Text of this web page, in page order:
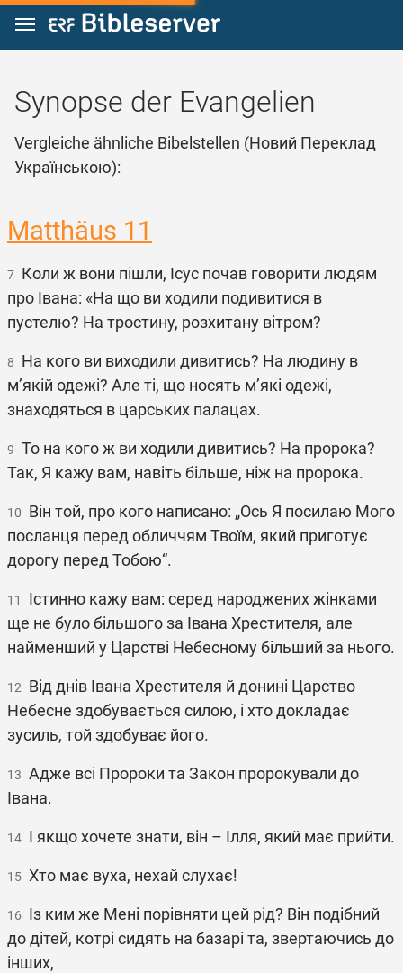
Zum Inhalt springen
Synopse der Evangelien
Vergleiche ähnliche Bibelstellen (Новий Переклад
Українською):
Matthäus 11
7 Коли ж вони пішли, Ісус почав говорити людям
про Івана: «На що ви ходили подивитися в
пустелю? На тростину, розхитану вітром?
8 На кого ви виходили дивитись? На людину в
м’якій одежі? Але ті, що носять м’які одежі,
знаходяться в царських палацах.
9 То на кого ж ви ходили дивитись? На пророка?
Так, Я кажу вам, навіть більше, ніж на пророка.
10 Він той, про кого написано: „Ось Я посилаю Мого
посланця перед обличчям Твоїм, який приготує
дорогу перед Тобою“.
11
Істинно кажу вам: серед народжених жінками
ще не було більшого за Івана Хрестителя, але
найменший у Царстві Небесному більший за нього.
12 Від днів Івана Хрестителя й донині Царство
Небесне здобувається силою, і хто докладає
зусиль, той здобуває його.
13 Адже всі Пророки та Закон пророкували до
Івана.
14 І якщо хочете знати, він – Ілля, який має прийти.
15 Хто має вуха, нехай слухає!
16 Із ким же Мені порівняти цей рід? Він подібний
до дітей, котрі сидять на базарі та, звертаючись до
інших,